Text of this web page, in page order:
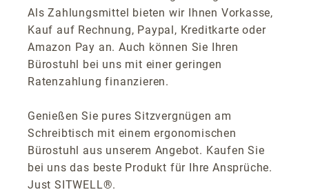
Als Zahlungsmittel bieten wir Ihnen Vorkasse,
Kauf auf Rechnung, Paypal, Kreditkarte oder
Amazon Pay an. Auch können Sie Ihren
Bürostuhl bei uns mit einer geringen
Ratenzahlung finanzieren.
Genießen Sie pures Sitzvergnügen am
Schreibtisch mit einem ergonomischen
Bürostuhl aus unserem Angebot. Kaufen Sie
bei uns das beste Produkt für Ihre Ansprüche.
Just SITWELL®.